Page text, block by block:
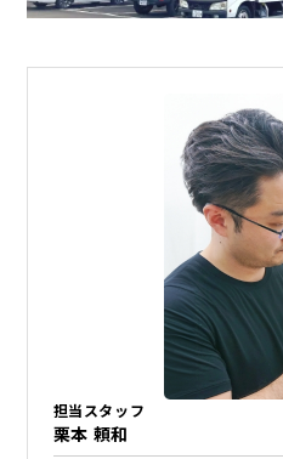
担当スタッフ
栗本 頼和